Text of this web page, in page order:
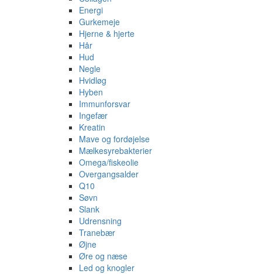
Energi
Gurkemeje
Hjerne & hjerte
Hår
Hud
Negle
Hvidløg
Hyben
Immunforsvar
Ingefær
Kreatin
Mave og fordøjelse
Mælkesyrebakterier
Omega/fiskeolie
Overgangsalder
Q10
Søvn
Slank
Udrensning
Tranebær
Øjne
Øre og næse
Led og knogler